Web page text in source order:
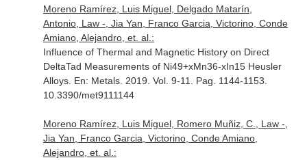
Moreno Ramírez, Luis Miguel, Delgado Matarín,
Antonio, Law -, Jia Yan, Franco Garcia, Victorino, Conde
Amiano, Alejandro, et. al.:
Influence of Thermal and Magnetic History on Direct
DeltaTad Measurements of Ni49+xMn36-xIn15 Heusler
Alloys. En: Metals. 2019. Vol. 9-11. Pag. 1144-1153.
10.3390/met9111144
Moreno Ramírez, Luis Miguel, Romero Muñiz, C., Law -,
Jia Yan, Franco Garcia, Victorino, Conde Amiano,
Alejandro, et. al.: